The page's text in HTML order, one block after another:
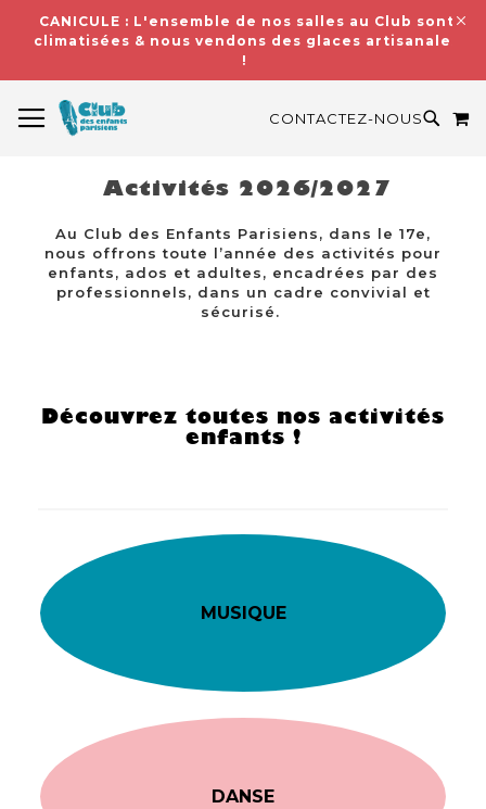
CANICULE : L'ensemble de nos salles au Club sont
climatisées & nous vendons des glaces artisanales
!
CONTACTEZ-NOUS
Activités 2026/2027
Au Club des Enfants Parisiens, dans le 17e,
nous offrons toute l’année des activités pour
enfants, ados et adultes, encadrées par des
professionnels, dans un cadre convivial et
sécurisé.
Découvrez toutes nos activités
enfants !
MUSIQUE
DANSE